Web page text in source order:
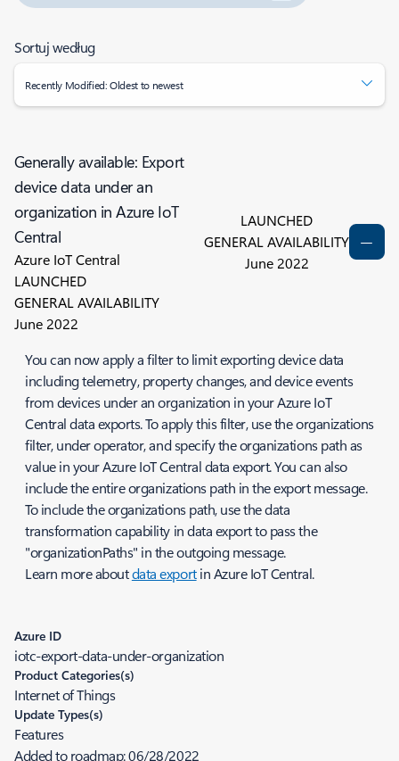
Sortuj według
Recently Modified: Oldest to newest
Generally available: Export
device data under an
organization in Azure IoT
Central
Azure IoT Central
LAUNCHED
GENERAL AVAILABILITY
June 2022
LAUNCHED
GENERAL AVAILABILITY
June 2022
You can now apply a filter to limit exporting device data
including telemetry, property changes, and device events
from devices under an organization in your Azure IoT
Central data exports. To apply this filter, use the organizations
filter, under operator, and specify the organizations path as
value in your Azure IoT Central data export. You can also
include the entire organizations path in the export message.
To include the organizations path, use the data
transformation capability in data export to pass the
"organizationPaths" in the outgoing message.
Learn more aboutdata exportin Azure IoT Central.
Azure ID
iotc-export-data-under-organization
Product Categories(s)
Internet of Things
Update Types(s)
Features
Added to roadmap:06/28/2022